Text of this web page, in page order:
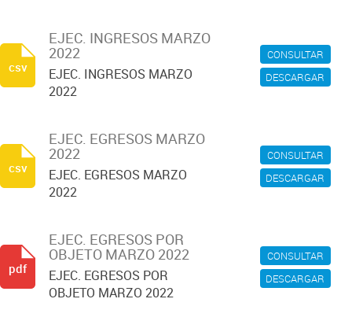
CONSULTAR
DESCARGAR
EJEC. INGRESOS MARZO
2022
EJEC. INGRESOS MARZO
2022
csv
CONSULTAR
DESCARGAR
EJEC. EGRESOS MARZO
2022
EJEC. EGRESOS MARZO
2022
csv
CONSULTAR
DESCARGAR
EJEC. EGRESOS POR
OBJETO MARZO 2022
EJEC. EGRESOS POR
OBJETO MARZO 2022
pdf